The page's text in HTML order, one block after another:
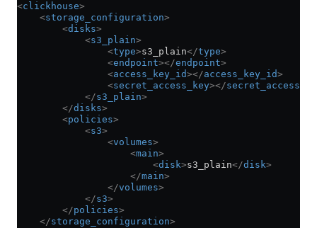
<clickhouse>
    <
storage_configuration>
        <
disks>
            <
s3_plain>
                <
type>s3_plain</type>
                <
endpoint></endpoint>
                <
access_key_id></access_key_id>
                <
secret_access_key></
            </
s3_plain>
        </
disks>
        <
policies>
            <
s3>
                <
volumes>
                    <
main>
                        <
disk>s3_plain</disk>
                    </
main>
                </
volumes>
            </
s3>
        </
policies>
    </
storage_configuration>